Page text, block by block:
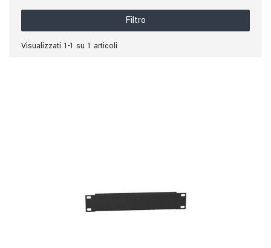
Filtro
Visualizzati 1-1 su 1 articoli